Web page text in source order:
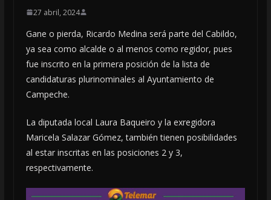
27 abril, 2024
Gane o pierda, Ricardo Medina será parte del Cabildo,
ya sea como alcalde o al menos como regidor, pues
fue inscrito en la primera posición de la lista de
candidaturas plurinominales al Ayuntamiento de
Campeche.
La diputada local Laura Baqueiro y la exregidora
Maricela Salazar Gómez, también tienen posibilidades
al estar inscritas en las posiciones 2 y 3,
respectivamente.